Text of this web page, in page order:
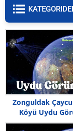
Zonguldak
Köyü Uydu